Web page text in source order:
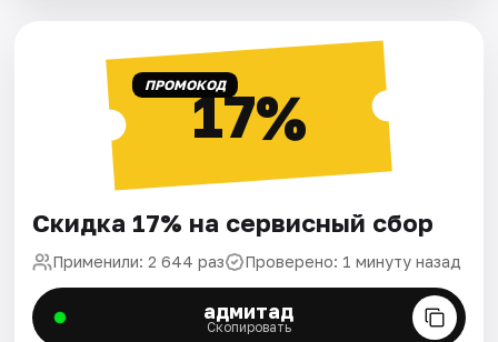
ПРОМОКОД17%
Скидка 17% на сервисный сбор
Применили: 2 644 раз Проверено: 1 минуту назад
адмитад
Скопировать